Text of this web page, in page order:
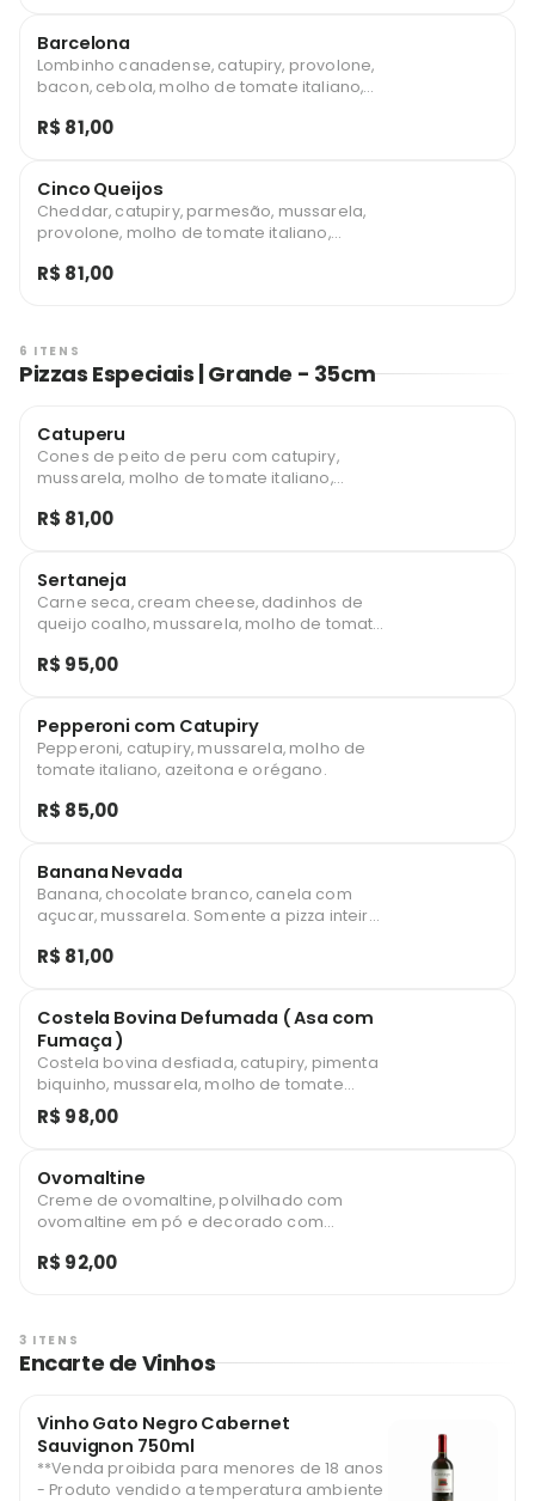
Barcelona
Lombinho canadense, catupiry, provolone,
bacon, cebola, molho de tomate italiano,
R$ 81,00
Cinco Queijos
Cheddar, catupiry, parmesão, mussarela,
provolone, molho de tomate italiano,
R$ 81,00
6 ITENS
Pizzas Especiais | Grande - 35cm
Catuperu
Cones de peito de peru com catupiry,
mussarela, molho de tomate italiano,
R$ 81,00
Sertaneja
Carne seca, cream cheese, dadinhos de
queijo coalho, mussarela, molho de tomate
R$ 95,00
Pepperoni com Catupiry
Pepperoni, catupiry, mussarela, molho de
tomate italiano, azeitona e orégano.
R$ 85,00
Banana Nevada
Banana, chocolate branco, canela com
açucar, mussarela. Somente a pizza inteira,
R$ 81,00
Costela Bovina Defumada ( Asa com
Fumaça )
Costela bovina desfiada, catupiry, pimenta
biquinho, mussarela, molho de tomate
italiano e orégano
R$ 98,00
Ovomaltine
Creme de ovomaltine, polvilhado com
ovomaltine em pó e decorado com
R$ 92,00
3 ITENS
Encarte de Vinhos
Vinho Gato Negro Cabernet
Sauvignon 750ml
**Venda proibida para menores de 18 anos
- Produto vendido a temperatura ambiente